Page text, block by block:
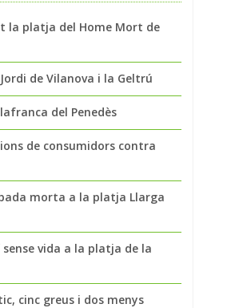
la platja del Home Mort de
de Vilanova i la Geltrú
del Penedès
de consumidors contra
morta a la platja Llarga
vida a la platja de la
cinc greus i dos menys